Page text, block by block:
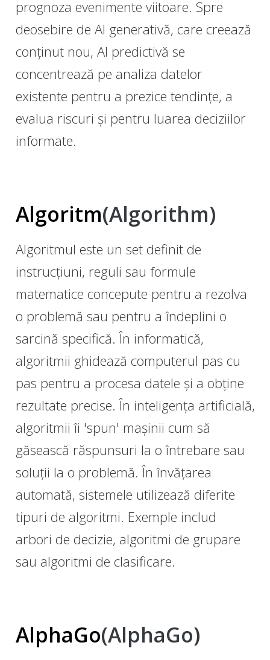
prognoza evenimente viitoare. Spre
deosebire de AI generativă, care creează
conținut nou, AI predictivă se
concentrează pe analiza datelor
existente pentru a prezice tendințe, a
evalua riscuri și pentru luarea deciziilor
informate.
Algoritm(Algorithm)
Algoritmul este un set definit de
instrucțiuni, reguli sau formule
matematice concepute pentru a rezolva
o problemă sau pentru a îndeplini o
sarcină specifică. În informatică,
algoritmii ghidează computerul pas cu
pas pentru a procesa datele și a obține
rezultate precise. În inteligența artificială,
algoritmii îi 'spun' mașinii cum să
găsească răspunsuri la o întrebare sau
soluții la o problemă. În învățarea
automată, sistemele utilizează diferite
tipuri de algoritmi. Exemple includ
arbori de decizie, algoritmi de grupare
sau algoritmi de clasificare.
AlphaGo(AlphaGo)